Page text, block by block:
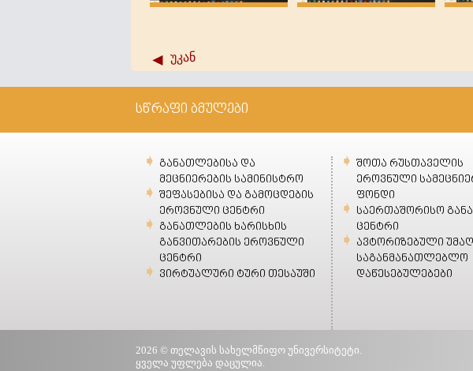
უკან
სწრაფი ბმულები
განათლებისა და
მეცნიერების სამინისტრო
შეფასებისა და გამოცდების
ეროვნული ცენტრი
განათლების ხარისხის
განვითარების ეროვნული
ცენტრი
ვირტუალური ტური თესაუში
შოთა რუსთაველის
ეროვნული
ფონდი
საერთაშორისო
ცენტრი
ავტორიზებული
საგანმანათლებლო
დაწესებულებები
2026 © თელავის სახელმწიფო უნივერსიტეტი.
ყველა უფლება დაცულია.